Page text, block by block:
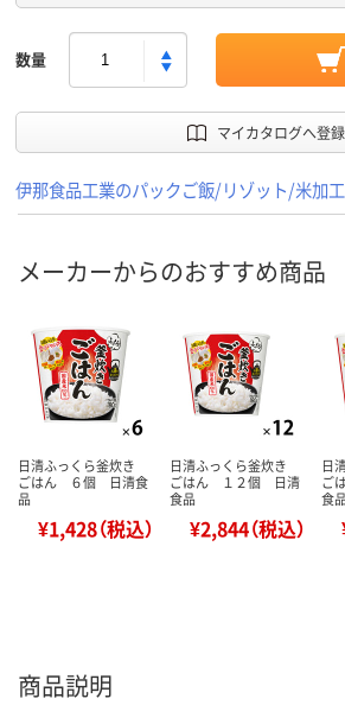
数量
マイカタログへ登録
伊那食品工業のパックご飯/リゾット/米加
メーカーからのおすすめ商品
日清ふっくら釜炊き
ごはん ６個 日清食
品
¥1,428（税込）
日清ふっくら釜炊き
ごはん １２個 日清
食品
¥2,844（税込）
日
ご
食品
商品説明